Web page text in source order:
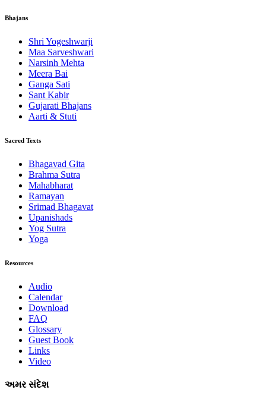
Bhajans
Shri Yogeshwarji
Maa Sarveshwari
Narsinh Mehta
Meera Bai
Ganga Sati
Sant Kabir
Gujarati Bhajans
Aarti & Stuti
Sacred Texts
Bhagavad Gita
Brahma Sutra
Mahabharat
Ramayan
Srimad Bhagavat
Upanishads
Yog Sutra
Yoga
Resources
Audio
Calendar
Download
FAQ
Glossary
Guest Book
Links
Video
અમર સંદેશ